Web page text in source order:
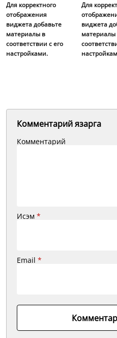
Для корректного
отображения
виджета добавьте
материалы в
соответствии с его
настройками.
Для
виджета
материалы
Комментарий язарга
Комментарий
Исэм *
Email *